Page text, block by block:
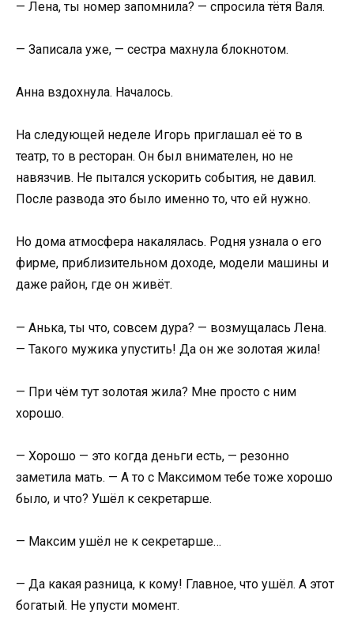
— Лена, ты номер запомнила? — спросила тётя Валя.
— Записала уже, — сестра махнула блокнотом.
Анна вздохнула. Началось.
На следующей неделе Игорь приглашал её то в
театр, то в ресторан. Он был внимателен, но не
навязчив. Не пытался ускорить события, не давил.
После развода это было именно то, что ей нужно.
Но дома атмосфера накалялась. Родня узнала о его
фирме, приблизительном доходе, модели машины и
даже район, где он живёт.
— Анька, ты что, совсем дура? — возмущалась Лена.
— Такого мужика упустить! Да он же золотая жила!
— При чём тут золотая жила? Мне просто с ним
хорошо.
— Хорошо — это когда деньги есть, — резонно
заметила мать. — А то с Максимом тебе тоже хорошо
было, и что? Ушёл к секретарше.
— Максим ушёл не к секретарше…
— Да какая разница, к кому! Главное, что ушёл. А этот
богатый. Не упусти момент.